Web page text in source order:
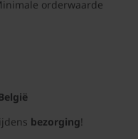
orderwaarde
bezorging!